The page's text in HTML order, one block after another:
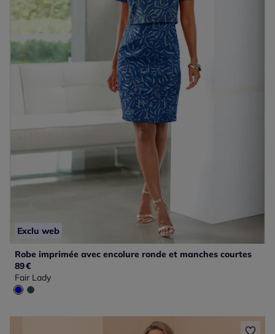
Exclu web
Robe imprimée avec encolure ronde et manches courtes
89€
Fair Lady